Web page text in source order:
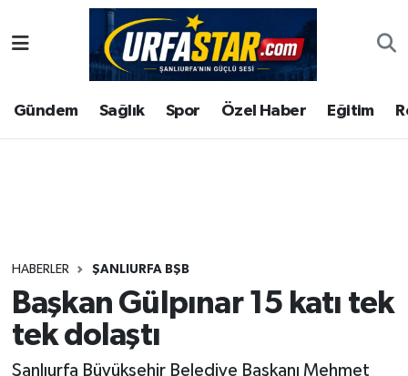
Gündem Sağlık Spor Özel Haber Eğitim
HABERLER ŞANLIURFA BŞB
Başkan Gülpınar 15 katı tek
tek dolaştı
Şanlıurfa Büyükşehir Belediye Başkanı Mehmet
ASAYİS
ÇEVRE
Gündem
Kültür
Şanlıurfa Nöbetçi Eczaneler
Şanlıurfa Hava Durumu
Tüm Manşetler
Son Dakika Haberleri